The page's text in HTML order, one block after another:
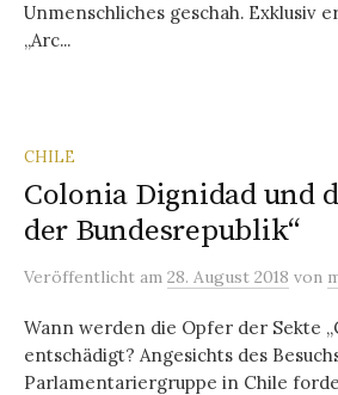
Unmenschliches geschah. Exklusiv
„Arc...
CHILE
Colonia Dignidad und
der Bundesrepublik“
Veröffentlicht am 28. August 2018 von
Wann werden die Opfer der Sekte
entschädigt? Angesichts des
Parlamentariergruppe in Chile